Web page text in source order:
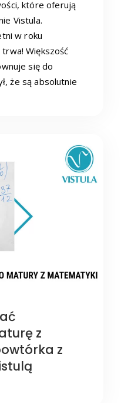
które oferują
Vistula.
w roku
Większość
się do
że są absolutnie
z
z